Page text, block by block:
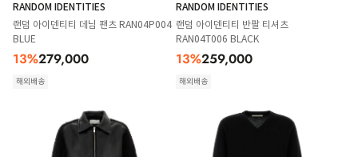
RANDOM IDENTITIES
랜덤 아이덴티티 데님 팬츠 RAN04P004
BLUE
13%279,000
해외배송
RANDOM IDENTITIES
랜덤 아이덴티티 반팔 티셔츠
RAN04T006 BLACK
13%259,000
해외배송